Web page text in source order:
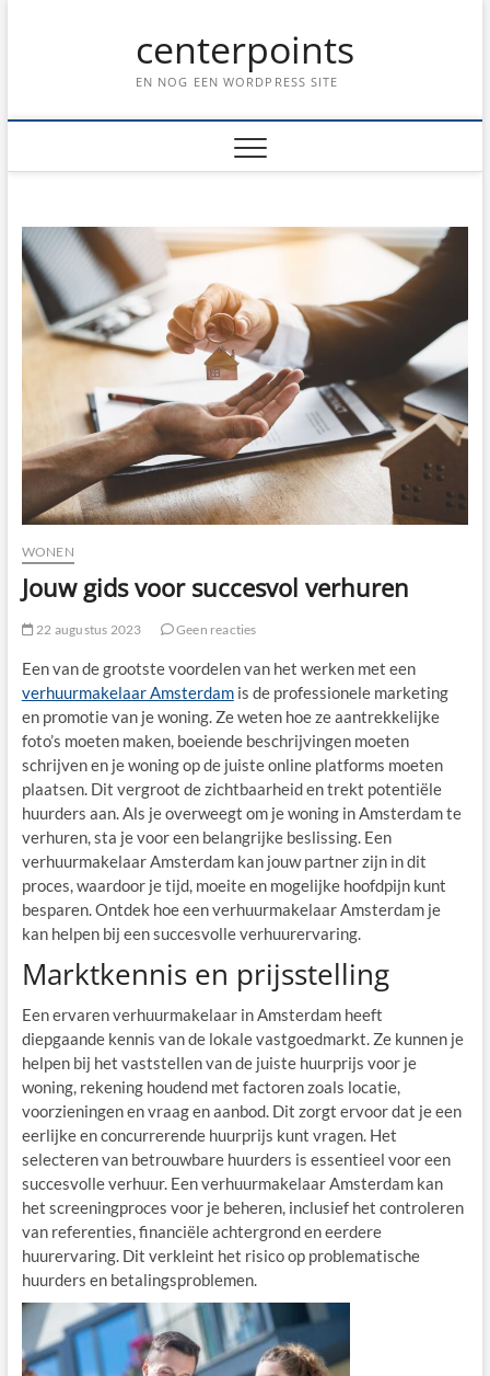
centerpoints
EN NOG EEN WORDPRESS SITE
WONEN
Jouw gids voor succesvol verhuren
22 augustus 2023 Geen reacties
Een van de grootste voordelen van het werken met een
verhuurmakelaar Amsterdamis de professionele marketing
en promotie van je woning. Ze weten hoe ze aantrekkelijke
foto’s moeten maken, boeiende beschrijvingen moeten
schrijven en je woning op de juiste online platforms moeten
plaatsen. Dit vergroot de zichtbaarheid en trekt potentiële
huurders aan. Als je overweegt om je woning in Amsterdam te
verhuren, sta je voor een belangrijke beslissing. Een
verhuurmakelaar Amsterdam kan jouw partner zijn in dit
proces, waardoor je tijd, moeite en mogelijke hoofdpijn kunt
besparen. Ontdek hoe een verhuurmakelaar Amsterdam je
kan helpen bij een succesvolle verhuurervaring.
Marktkennis en prijsstelling
Een ervaren verhuurmakelaar in Amsterdam heeft
diepgaande kennis van de lokale vastgoedmarkt. Ze kunnen je
helpen bij het vaststellen van de juiste huurprijs voor je
woning, rekening houdend met factoren zoals locatie,
voorzieningen en vraag en aanbod. Dit zorgt ervoor dat je een
eerlijke en concurrerende huurprijs kunt vragen. Het
selecteren van betrouwbare huurders is essentieel voor een
succesvolle verhuur. Een verhuurmakelaar Amsterdam kan
het screeningproces voor je beheren, inclusief het controleren
van referenties, financiële achtergrond en eerdere
huurervaring. Dit verkleint het risico op problematische
huurders en betalingsproblemen.